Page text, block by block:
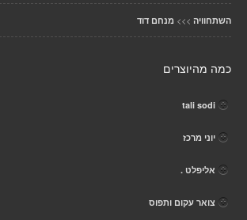
השתחוויה >>> מנחם דוד
כמה מהיוצרים
tali sodi
יוני מרכז
אליפלט .
צואר עקום ותפוס